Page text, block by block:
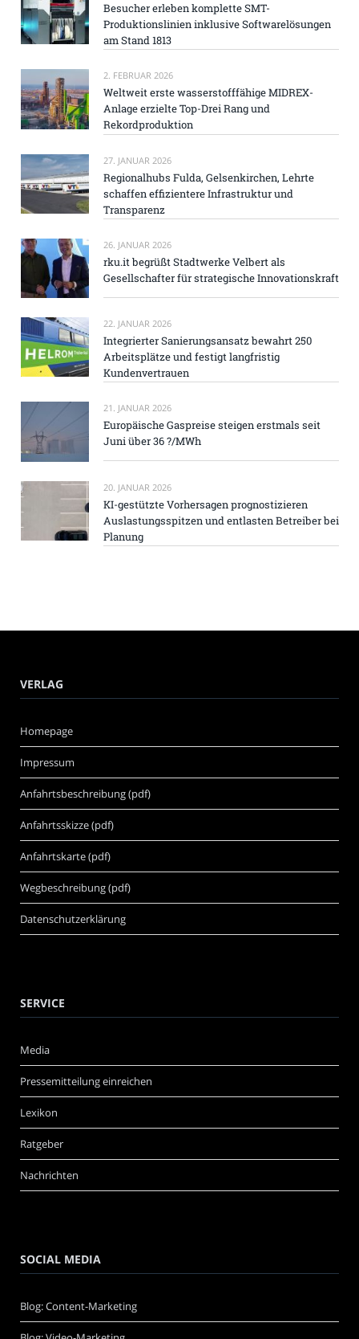
Besucher erleben komplette SMT-
Produktionslinien inklusive Softwarelösungen
am Stand 1813
2. FEBRUAR 2026
Weltweit erste wasserstofffähige MIDREX-
Anlage erzielte Top-Drei Rang und
Rekordproduktion
27. JANUAR 2026
Regionalhubs Fulda, Gelsenkirchen, Lehrte
schaffen effizientere Infrastruktur und
Transparenz
26. JANUAR 2026
rku.it begrüßt Stadtwerke Velbert als
Gesellschafter für strategische Innovationskraft
22. JANUAR 2026
Integrierter Sanierungsansatz bewahrt 250
Arbeitsplätze und festigt langfristig
Kundenvertrauen
21. JANUAR 2026
Europäische Gaspreise steigen erstmals seit
Juni über 36 ?/MWh
20. JANUAR 2026
KI-gestützte Vorhersagen prognostizieren
Auslastungsspitzen und entlasten Betreiber bei
Planung
VERLAG
Homepage
Impressum
Anfahrtsbeschreibung (pdf)
Anfahrtsskizze (pdf)
Anfahrtskarte (pdf)
Wegbeschreibung (pdf)
Datenschutzerklärung
SERVICE
Media
Pressemitteilung einreichen
Lexikon
Ratgeber
Nachrichten
SOCIAL MEDIA
Blog: Content-Marketing